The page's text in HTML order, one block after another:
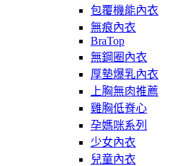
包覆機能內衣
無痕內衣
BraTop
無鋼圈內衣
厚墊爆乳內衣
上胸無肉推薦
雞胸低脊心
孕媽咪系列
少女內衣
兒童內衣